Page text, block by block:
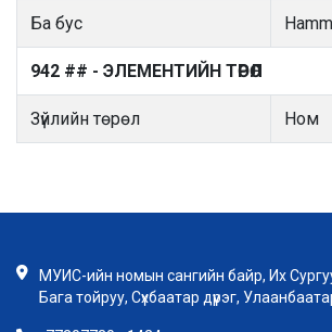
Ба бус
942 ## - ЭЛЕМЕНТИЙН ТӨРӨЛ
Зүйлийн төрөл Ном
МУИС-ийн номын сангийн байр, Их
Бага тойруу, Сүхбаатар дүүрэг,